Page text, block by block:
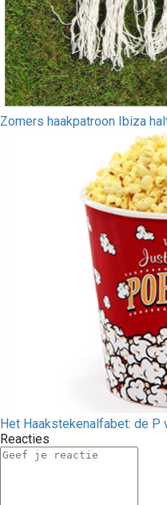
Zomers haakpatroon Ibiza
Het Haakstekenalfabet: de P
Reacties